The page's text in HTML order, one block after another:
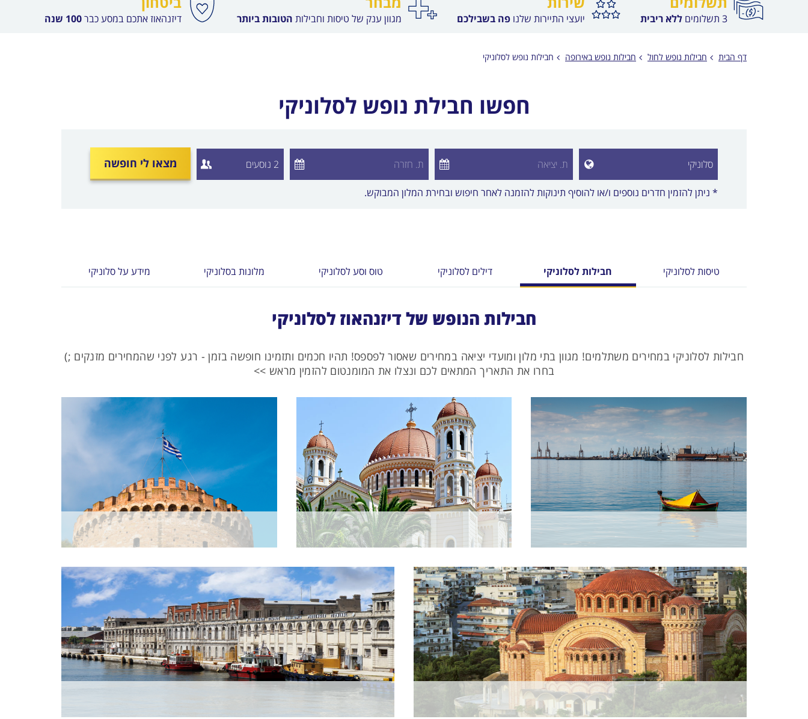
3 תשלומים ללא ריבית יועצי התיירות שלנו פה בשבילכם מגוון ענק של טיסות וחבילות הטובות ביותר דיזנהאוז אתכם במסע כבר100 שנה
דף הבית חבילות נופש לחול חבילות נופש באירופה חבילות נופש לסלוניקי
חפשו חבילת נופש לסלוניקי
הצג רשימת יעדים לבחירה מצאו לי חופשה
* ניתן להזמין חדרים נוספים ו/או להוסיף תינוקות להזמנה לאחר חיפוש ובחירת המלון המבוקש.
טיסות לסלוניקי חבילות לסלוניקי דילים לסלוניקי טוס וסע לסלוניקי מלונות בסלוניקי מידע על סלוניקי
חבילות הנופש של דיזנהאוז לסלוניקי
חבילות לסלוניקי במחירים משתלמים! מגוון בתי מלון ומועדי יציאה במחירים שאסור לפספס! תהיו חכמים ותזמינו חופשה בזמן - רגע לפני שהמחירים מזנקים ;)
בחרו את התאריך המתאים לכם ונצלו את המומנטום להזמין מראש >>